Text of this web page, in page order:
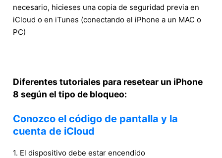
necesario, hicieses una copia de seguridad previa en
iCloud o en iTunes (conectando el iPhone a un MAC o
PC)
Diferentes tutoriales para resetear un iPhone
8 según el tipo de bloqueo:
Conozco el código de pantalla y la
cuenta de iCloud
1. El dispositivo debe estar encendido